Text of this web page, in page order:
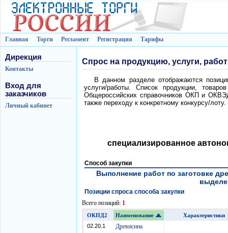
Главная Торги Регламент Регистрация Тарифы
Дирекция
Контакты
Вход для
заказчиков
Личный кабинет
Спрос на продукцию, услуги,
В данном разделе отображаются
услуги/работы. Список продукции,
Общероссийских справочников ОКП и
также переходу к конкретному конкурсу/лоту.
специализированное
Способ закупки
Выполнение работ по заготовке
выделе
Позиции спроса способа закупки
Всего позиций: 1
ОКПД2 Наименование
Характеристики
02.20.1
Древисина